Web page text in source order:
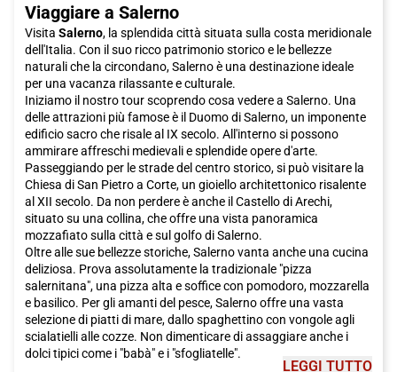
Viaggiare a Salerno
Visita Salerno, la splendida città situata sulla costa meridionale
dell'Italia. Con il suo ricco patrimonio storico e le bellezze
naturali che la circondano, Salerno è una destinazione ideale
per una vacanza rilassante e culturale.
Iniziamo il nostro tour scoprendo cosa vedere a Salerno. Una
delle attrazioni più famose è il Duomo di Salerno, un imponente
edificio sacro che risale al IX secolo. All'interno si possono
ammirare affreschi medievali e splendide opere d'arte.
Passeggiando per le strade del centro storico, si può visitare la
Chiesa di San Pietro a Corte, un gioiello architettonico risalente
al XII secolo. Da non perdere è anche il Castello di Arechi,
situato su una collina, che offre una vista panoramica
mozzafiato sulla città e sul golfo di Salerno.
Oltre alle sue bellezze storiche, Salerno vanta anche una cucina
deliziosa. Prova assolutamente la tradizionale "pizza
salernitana", una pizza alta e soffice con pomodoro, mozzarella
e basilico. Per gli amanti del pesce, Salerno offre una vasta
selezione di piatti di mare, dallo spaghettino con vongole agli
scialatielli alle cozze. Non dimenticare di assaggiare anche i
dolci tipici come i "babà" e i "sfogliatelle".
LEGGI TUTTO